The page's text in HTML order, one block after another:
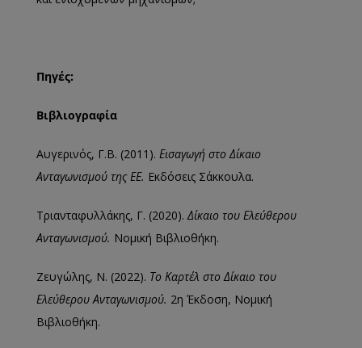
Πηγές:
Βιβλιογραφία
Αυγερινός, Γ.Β. (2011). Εισαγωγή στο Δίκαιο
Ανταγωνισμού της ΕΕ. Εκδόσεις Σάκκουλα.
Τριανταφυλλάκης, Γ. (2020).Δίκαιο του Ελεύθερου
Ανταγωνισμού. Νομική Βιβλιοθήκη.
Ζευγώλης, Ν. (2022). Το Καρτέλ στο Δίκαιο του
Ελεύθερου Ανταγωνισμού. 2η Έκδοση, Νομική
Βιβλιοθήκη.